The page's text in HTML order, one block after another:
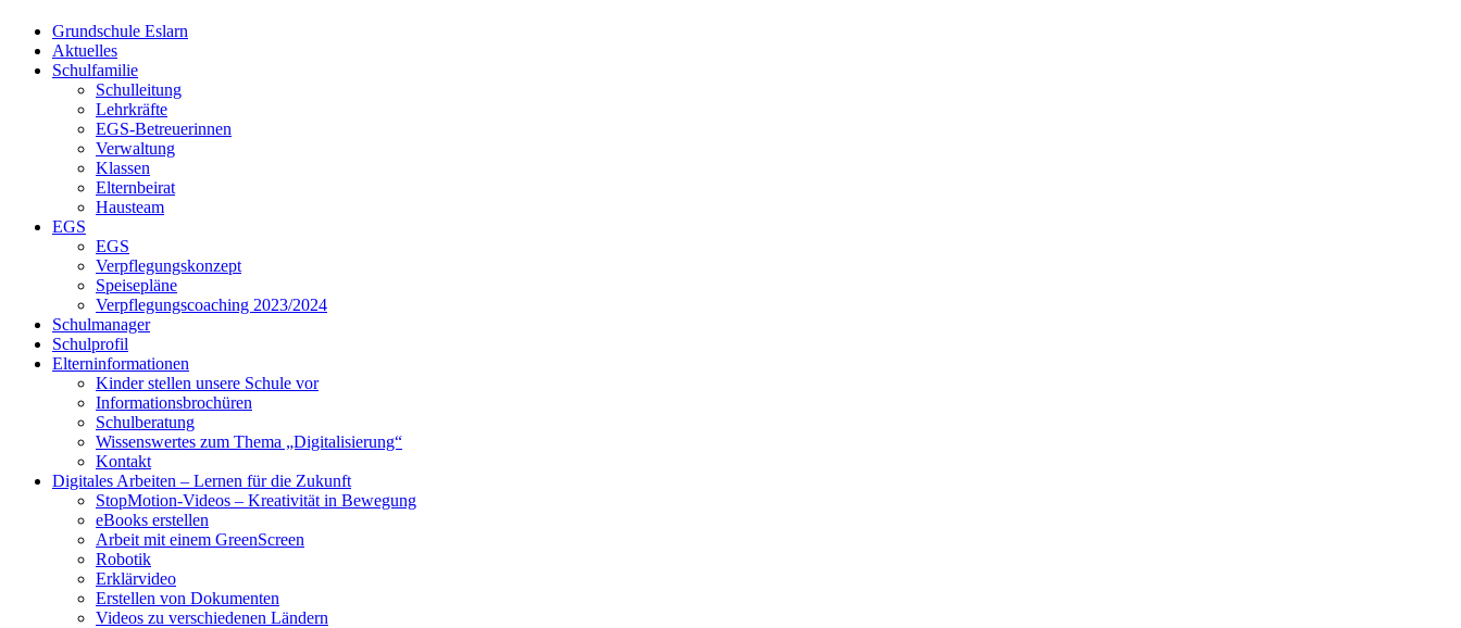
Grundschule Eslarn
Aktuelles
Schulfamilie
Schulleitung
Lehrkräfte
EGS-Betreuerinnen
Verwaltung
Klassen
Elternbeirat
Hausteam
EGS
EGS
Verpflegungskonzept
Speisepläne
Verpflegungscoaching 2023/2024
Schulmanager
Schulprofil
Elterninformationen
Kinder stellen unsere Schule vor
Informationsbrochüren
Schulberatung
Wissenswertes zum Thema „Digitalisierung“
Kontakt
Digitales Arbeiten – Lernen für die Zukunft
StopMotion-Videos – Kreativität in Bewegung
eBooks erstellen
Arbeit mit einem GreenScreen
Robotik
Erklärvideo
Erstellen von Dokumenten
Videos zu verschiedenen Ländern